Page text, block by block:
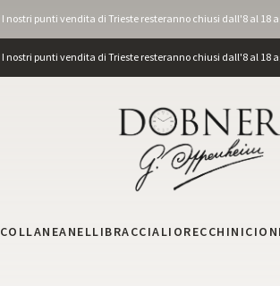
I nostri punti vendita di Trieste resteranno chiusi dall'8 al 18
I nostri punti vendita di Trieste resteranno chiusi dall'8 al 18
COLLANEANELLIBRACCIALI ORECCHINI